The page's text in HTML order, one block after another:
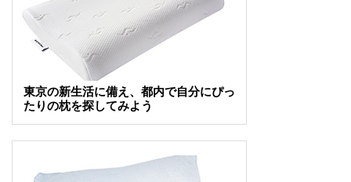
東京の新生活に備え、都内で自分にぴっ
たりの枕を探してみよう